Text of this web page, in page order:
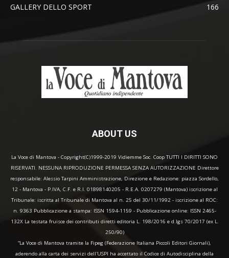
GALLERY DELLO SPORT
166
ABOUT US
La Voce di Mantova - Copyright(C)1999-2019 Vidiemme Soc. Coop TUTTI I DIRITTI SONO
RISERVATI. NESSUNA RIPRODUZIONE PERMESSA SENZA AUTORIZZAZIONE Direttore
responsabile: Alessio Tarpini Amministrazione, Direzione e Redazione: piazza Sordello,
12 - Mantova - P.IVA, C.F. e R.I. 01898140205 - R.E.A. 0207279 (Mantova) iscrizione al
Tribunale: iscritta al Tribunale di Mantova al n. 25 del 30/11/1992 - iscrizione al ROC:
n. 9363 Pubblicazione a stampa: ISSN 1594-1159 - Pubblicazione online: ISSN 2465-
132X La testata fruisce dei contributi diretti editoria L. 198/2016 e d.lgs 70/2017 (ex L.
250/90)
“La Voce di Mantova tramite la Fipeg (Federazione Italiana Piccoli Editori Giornali),
aderendo alla carta dei servizi dell'USPI ha accettato il Codice di Autodisciplina della